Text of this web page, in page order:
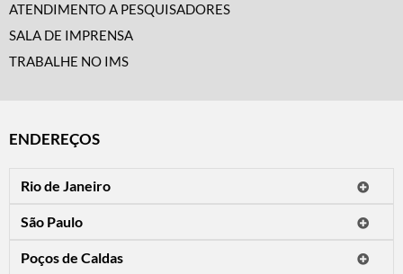
ATENDIMENTO A PESQUISADORES
SALA DE IMPRENSA
TRABALHE NO IMS
ENDEREÇOS
Rio de Janeiro
Horário de visitação: a programação do IMS no Rio de Janeiro será
apresentada em instituições culturais parceiras.
São Paulo
CEP 01310-300 - São Paulo/SP
Poços de Caldas